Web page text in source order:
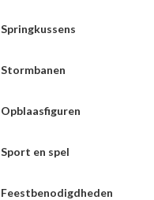
Springkussens
Stormbanen
Opblaasfiguren
Sport en spel
Feestbenodigdheden